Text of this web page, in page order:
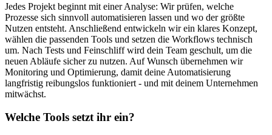
Jedes Projekt beginnt mit einer Analyse: Wir prüfen, welche
Prozesse sich sinnvoll automatisieren lassen und wo der größte
Nutzen entsteht. Anschließend entwickeln wir ein klares Konzept,
wählen die passenden Tools und setzen die Workflows technisch
um. Nach Tests und Feinschliff wird dein Team geschult, um die
neuen Abläufe sicher zu nutzen. Auf Wunsch übernehmen wir
Monitoring und Optimierung, damit deine Automatisierung
langfristig reibungslos funktioniert - und mit deinem Unternehmen
mitwächst.
Welche Tools setzt ihr ein?